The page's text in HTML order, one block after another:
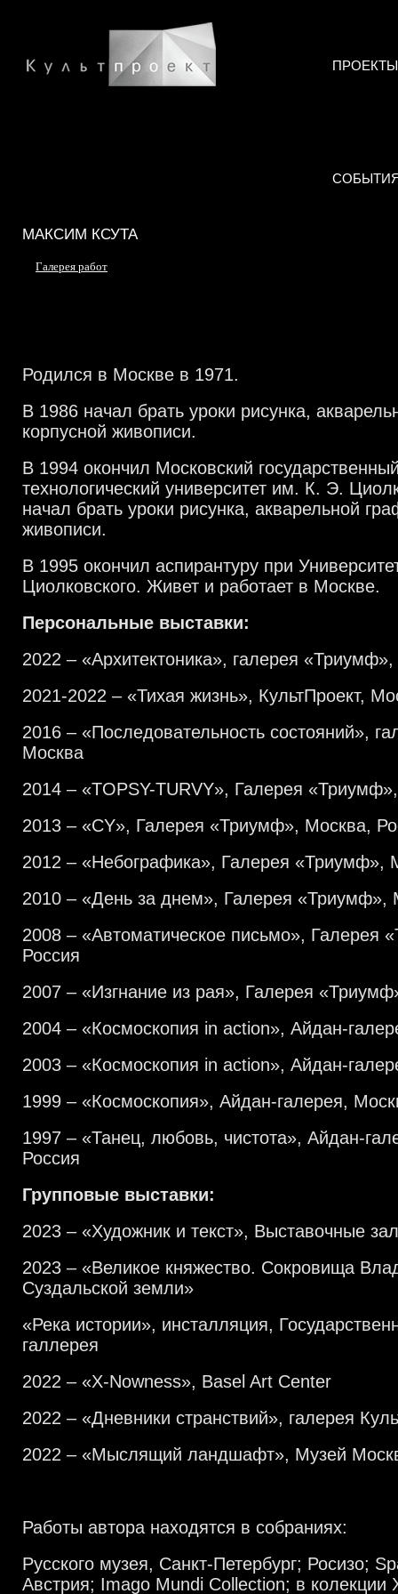
ПРОЕКТЫ
МАКСИМ КСУТА
Галерея работ
Родился в Москве в 1971.
В 1986 начал брать уроки рисунка,
корпусной живописи.
В 1994 окончил Московский
технологический университет им. К. Э.
начал брать уроки рисунка, акварельной
живописи.
В 1995 окончил аспирантуру при
Циолковского. Живет и работает в Москве.
Персональные выставки:
2022 – «Архитектоника», галерея
2021-2022 – «Тихая жизнь», КультПроект,
2016 – «Последовательность состояний»,
Москва
2014 – «TOPSY-TURVY», Галерея
2013 – «CY», Галерея «Триумф», Москва,
2012 – «Небографика», Галерея «Триумф»,
2010 – «День за днем», Галерея «Триумф»,
2008 – «Автоматическое письмо», Галерея
Россия
2007 – «Изгнание из рая», Галерея
2004 – «Космоскопия in action», Айдан-
2003 – «Космоскопия in action», Айдан-
1999 – «Космоскопия», Айдан-галерея,
1997 – «Танец, любовь, чистота», Айдан-
Россия
Групповые выставки:
2023 – «Художник и текст», Выставочные
2023 – «Великое княжество. Сокровища
Суздальской земли»
«Река истории», инсталляция,
галлерея
2022 – «X-Nowness», Basel Art Center
2022 – «Дневники странствий», галерея
2022 – «Мыслящий ландшафт», Музей
Работы автора находятся в собраниях:
Русского музея, Санкт-Петербург; Росизо;
Австрия; Imago Mundi Collection; в колекции